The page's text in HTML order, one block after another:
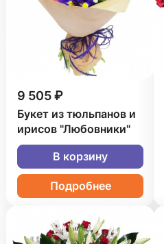
9 505 ₽
Букет из тюльпанов и
ирисов "Любовники"
В корзину
Подробнее